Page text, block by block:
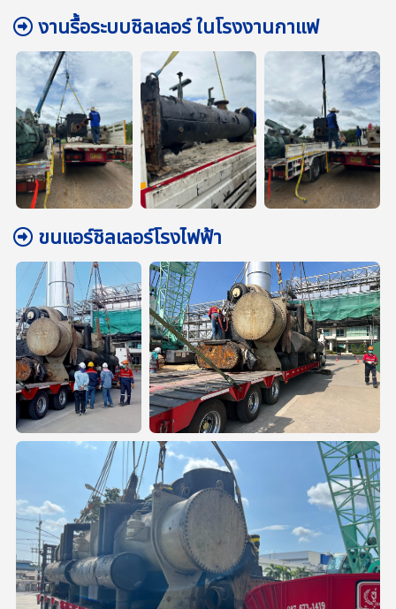
งานรื้อระบบชิลเลอร์ ในโรงงานกาแฟ
ขนแอร์ชิลเลอร์โรงไฟฟ้า